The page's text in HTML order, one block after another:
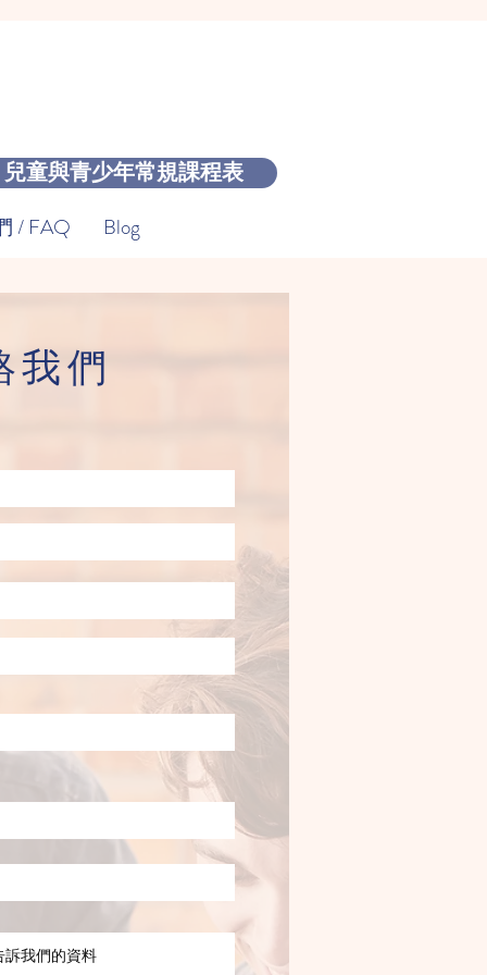
兒童與青少年常規課程表
/ FAQ Blog
我們